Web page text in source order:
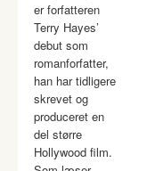
er forfatteren
Terry Hayes’
debut som
romanforfatter,
han har tidligere
skrevet og
produceret en
del større
Hollywood film.